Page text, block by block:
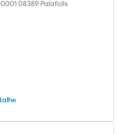
08389 Palafolls